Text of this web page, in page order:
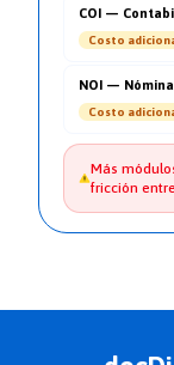
COI —
Costo
NOI — Nómina
Costo
Más
fricción